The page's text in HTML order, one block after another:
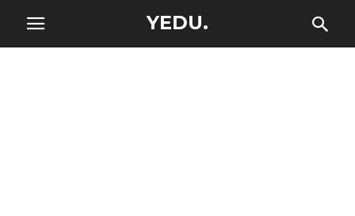
YEDU.